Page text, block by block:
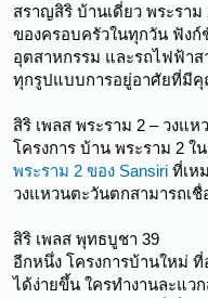
สราญสิริ บ้านเดี่ยว พระรา
ของครอบครัวในทุกวัน ฟังก์
อุตสาหกรรม และรถไฟฟ้าส
ทุกรูปแบบการอยู่อาศัยที่มีคุ
สิริ เพลส พระราม 2 – วงแห
โครงการ บ้าน พระราม 2
พระราม 2 ของ Sansiri ที่เห
วงแหวนตะวันตกสามารถเ
สิริ เพลส พุทธบูชา 39
อีกหนึ่ง โครงการบ้านใหม่
ได้ง่ายขึ้น ใครทำงานละแว